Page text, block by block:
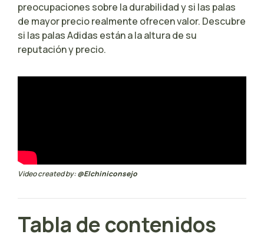
preocupaciones sobre la durabilidad y si las palas
de mayor precio realmente ofrecen valor. Descubre
si las palas Adidas están a la altura de su
reputación y precio.
Video created by:@Elchiniconsejo
Tabla de contenidos